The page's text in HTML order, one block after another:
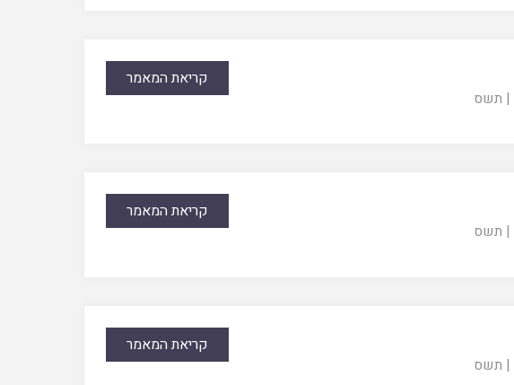
| תשס
קריאת המאמר
| תשס
קריאת המאמר
| תשס
קריאת המאמר